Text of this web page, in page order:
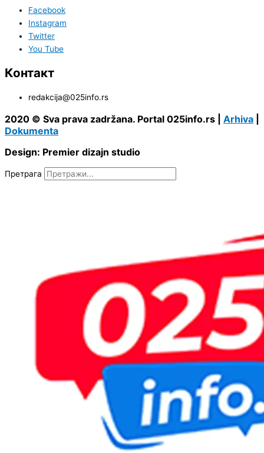
Facebook
Instagram
Twitter
You Tube
Контакт
redakcija@025info.rs
2020 © Sva prava zadržana. Portal 025info.rs | Arhiva
Dokumenta
Design: Premier dizajn studio
Претрага